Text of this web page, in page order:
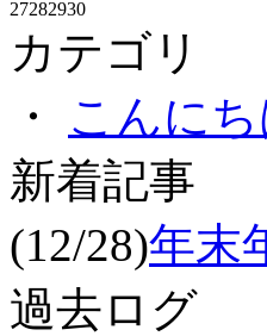
27282930
カテゴリ
・ こんにち
新着記事
(12/28)年末
過去ログ